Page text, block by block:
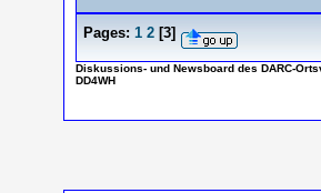
Pages: 1 2[3]
Diskussions- und Newsboard des DARC-
DD4WH